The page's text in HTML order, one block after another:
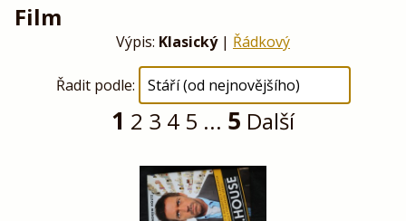
Film
Výpis: Klasický| Řádkový
Řadit podle:
1 2 3 4 5 ... 5 Další